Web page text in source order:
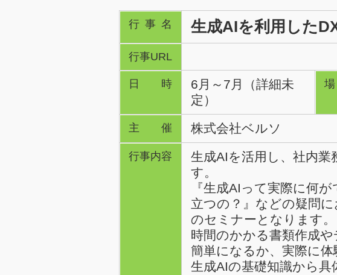
行事名 生成AIを利用した
行事URL
日時
6月～7月（詳細未
定）
主催 株式会社ベルソ
行事内容
生成AIを活用し、社内
す。
『生成AIって実際に何
立つの？』などの疑問
のセミナーとなります。
時間のかかる書類作成
簡単になるか、実際に体
生成AIの基礎知識から具